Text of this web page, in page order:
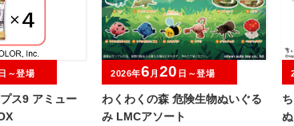
ス9 アミュー
日～登場
わくわくの森 危険生物ぬいぐる
み LMCアソート
2026年6 月 20 日～登場